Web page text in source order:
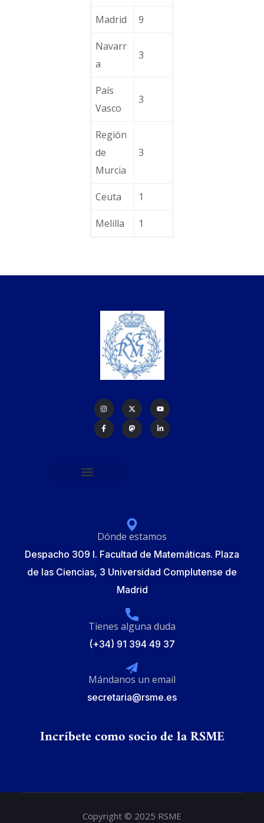
Madrid 9
Navarr
a
3
País
Vasco
3
Región
de
Murcia
3
Ceuta 1
Melilla 1
Dónde estamos
Despacho 309 I. Facultad de Matemáticas. Plaza
de las Ciencias, 3 Universidad Complutense de
Madrid
Tienes alguna duda
(+34) 91 394 49 37
Mándanos un email
secretaria@rsme.es
Incríbete como socio de la RSME
Copyright © 2025 RSME